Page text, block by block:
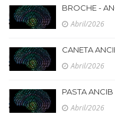
BROCHE -
Abril/2026
CANETA
Abril/2026
PASTA
Abril/2026